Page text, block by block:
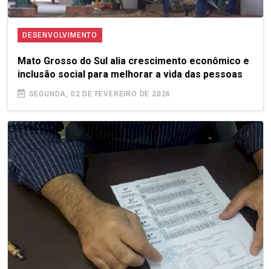
DESENVOLVIMENTO
Mato Grosso do Sul alia crescimento econômico e
inclusão social para melhorar a vida das pessoas
SEGUNDA, 02 DE FEVEREIRO DE 2026